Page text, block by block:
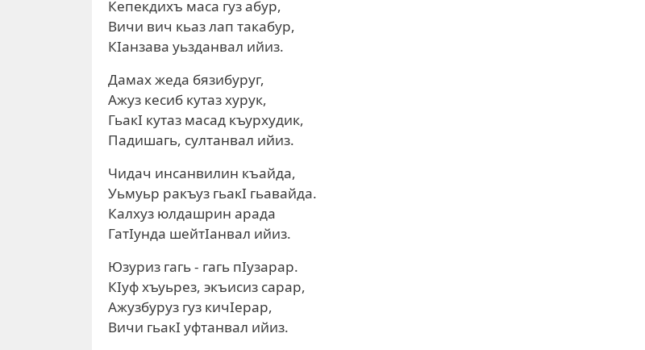
Кепекдихъ маса гуз абур,
Вичи вич кьаз лап такабур,
КIанзава уьзданвал ийиз.
Дамах жеда бязибуруг,
Ажуз кесиб кутаз хурук,
ГьакI кутаз масад къурхудик,
Падишагь, султанвал ийиз.
Чидач инсанвилин къайда,
Уьмуьр ракъуз гьакI гьавайда.
Калхуз юлдашрин арада
ГатIунда шейтIанвал ийиз.
Юзуриз гагь - гагь пIузарар.
КIуф хъуьрез, экъисиз сарар,
Ажузбуруз гуз кичIерар,
Вичи гьакI уфтанвал ийиз.